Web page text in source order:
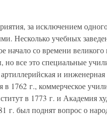
за исключением
Несколько учебных
начало со времени великого
но все это специальные
и
в 1762 г., коммерческое
в 1773 г. и Академия
г. был поднят вопрос о